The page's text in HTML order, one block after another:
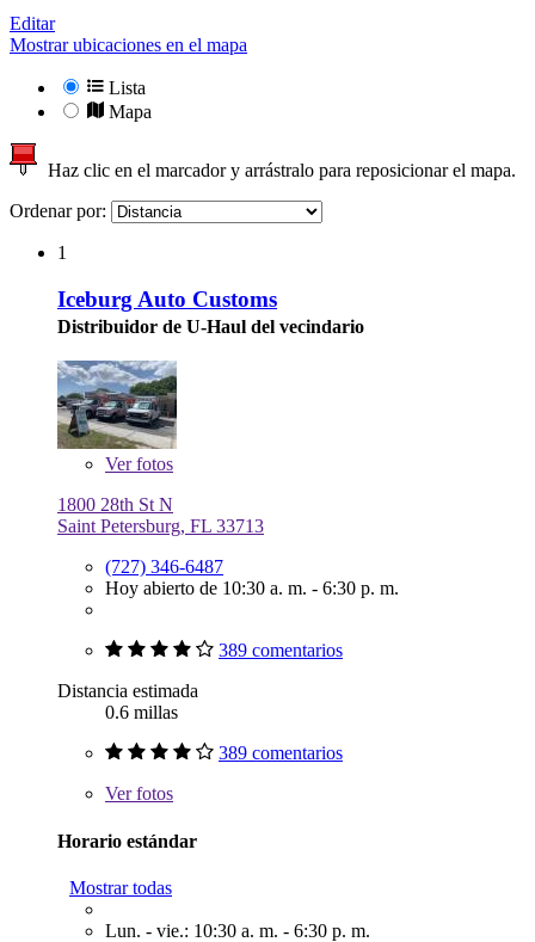
Editar
Mostrar ubicaciones en el mapa
Lista
Mapa
Haz clic en el marcador y arrástralo para reposicionar el mapa.
Ordenar por:
1
Iceburg Auto Customs
Distribuidor de U-Haul del vecindario
Verfotos
1800 28th St N
Saint Petersburg, FL 33713
(727) 346-6487
Hoy abierto de 10:30 a. m. - 6:30 p. m.
389 comentarios
Distancia estimada
0.6 millas
389 comentarios
Verfotos
Horario estándar
Mostrar todas
Lun. - vie.: 10:30 a. m. - 6:30 p. m.